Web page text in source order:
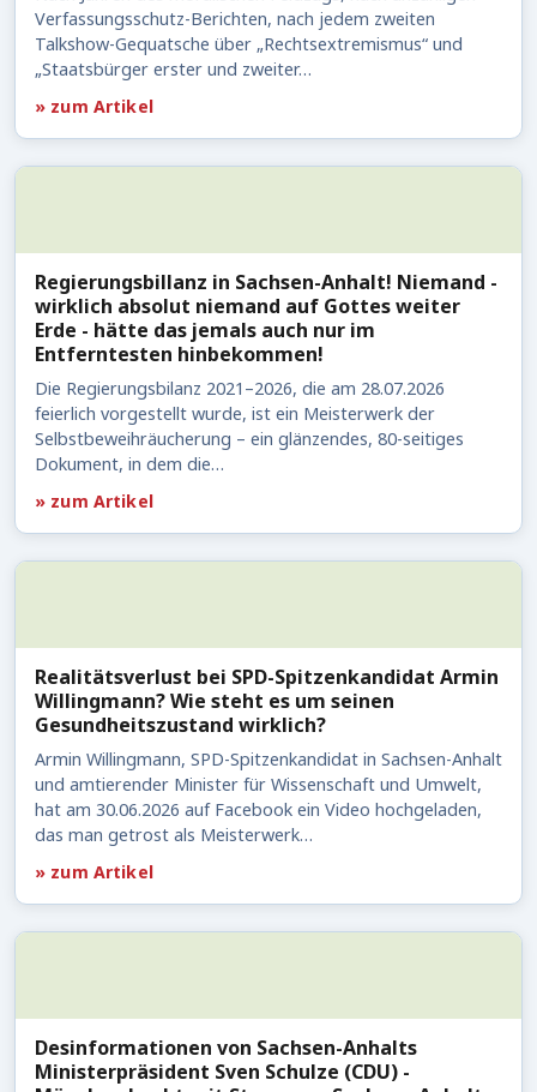
Verfassungsschutz-Berichten, nach jedem zweiten
Talkshow-Gequatsche über „Rechtsextremismus“ und
„Staatsbürger erster und zweiter…
» zum Artikel
Regierungsbillanz in Sachsen-Anhalt! Niemand -
wirklich absolut niemand auf Gottes weiter
Erde - hätte das jemals auch nur im
Entferntesten hinbekommen!
Die Regierungsbilanz 2021–2026, die am 28.07.2026
feierlich vorgestellt wurde, ist ein Meisterwerk der
Selbstbeweihräucherung – ein glänzendes, 80-seitiges
Dokument, in dem die…
» zum Artikel
Realitätsverlust bei SPD-Spitzenkandidat Armin
Willingmann? Wie steht es um seinen
Gesundheitszustand wirklich?
Armin Willingmann, SPD-Spitzenkandidat in Sachsen-Anhalt
und amtierender Minister für Wissenschaft und Umwelt,
hat am 30.06.2026 auf Facebook ein Video hochgeladen,
das man getrost als Meisterwerk…
» zum Artikel
Desinformationen von Sachsen-Anhalts
Ministerpräsident Sven Schulze (CDU) -